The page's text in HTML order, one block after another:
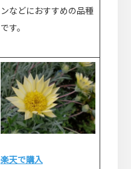
ンなどにおすすめの品種
です。
楽天で購入